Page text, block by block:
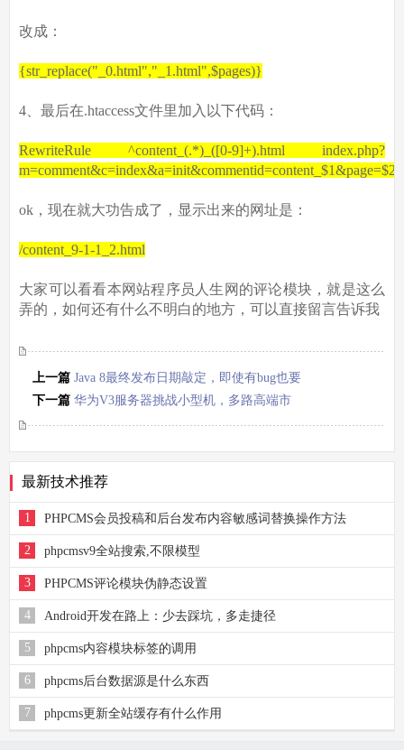
改成：
{str_replace("_0.html","_1.html",$pages)}
4、最后在.htaccess文件里加入以下代码：
RewriteRule ^content_(.*)_([0-9]+).html index.php?
m=comment&c=index&a=init&commentid=content_$1&page=$2
ok，现在就大功告成了，显示出来的网址是：
/content_9-1-1_2.html
大家可以看看本网站程序员人生网的评论模块，就是这么
弄的，如何还有什么不明白的地方，可以直接留言告诉我
上一篇 Java 8最终发布日期敲定，即使有bug也要
发布
下一篇 华为V3服务器挑战小型机，多路高端市
场汹涌
最新技术推荐
1 PHPCMS会员投稿和后台发布内容敏感词替换操作方法
2 phpcmsv9全站搜索,不限模型
3 PHPCMS评论模块伪静态设置
4 Android开发在路上：少去踩坑，多走捷径
5 phpcms内容模块标签的调用
6 phpcms后台数据源是什么东西
7 phpcms更新全站缓存有什么作用